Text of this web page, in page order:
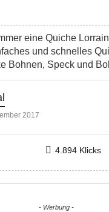
eine Quiche
und schnelles
Bohnen, Speck und
2017
4.894 Klicks
- Werbung -